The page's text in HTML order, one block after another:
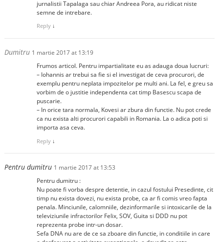
jurnalistii Tapalaga sau chiar Andreea Pora, au ridicat niste
semne de intrebare.
Reply ↓
Dumitru 1 martie 2017 at 13:19
Frumos articol. Pentru impartialitate eu as adauga doua lucruri:
– Iohannis ar trebui sa fie si el investigat de ceva procurori, de
exemplu pentru neplata impozitelor pe multi ani. La fel, e greu sa
vorbim de o justitie independenta cat timp Basescu scapa de
puscarie.
– In orice tara normala, Kovesi ar zbura din functie. Nu pot crede
ca nu exista alti procurori capabili in Romania. La o adica poti si
importa asa ceva.
Reply ↓
Pentru dumitru 1 martie 2017 at 13:53
Pentru dumitru :
Nu poate fi vorba despre detentie, in cazul fostului Presedinte, cit
timp nu exista dovezi, nu exista probe, ca ar fi comis vreo fapta
penala. Minciunile, calomniile, dezinformarile si intoxicarile de la
televiziunile infractorilor Felix, SOV, Guita si DDD nu pot
reprezenta probe intr-un dosar.
Sefa DNA nu are de ce sa zboare din functie, in conditiile in care